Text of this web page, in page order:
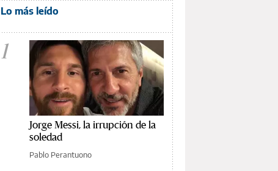
Lo más leído
1
Jorge Messi, la irrupción de la
soledad
Pablo Perantuono